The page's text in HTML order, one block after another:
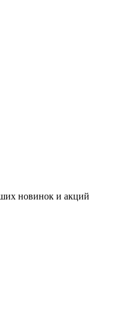
новинок и акций